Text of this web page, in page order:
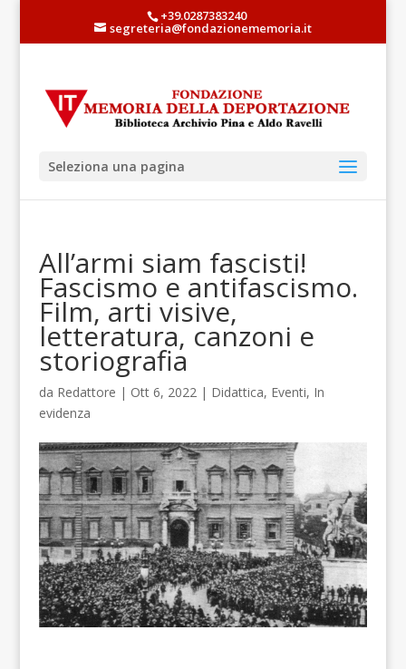
+39.0287383240
segreteria@fondazionememoria.it
Seleziona una pagina
All’armi siam fascisti!
Fascismo e antifascismo.
Film, arti visive,
letteratura, canzoni e
storiografia
da Redattore | Ott 6, 2022 | Didattica, Eventi, In
evidenza